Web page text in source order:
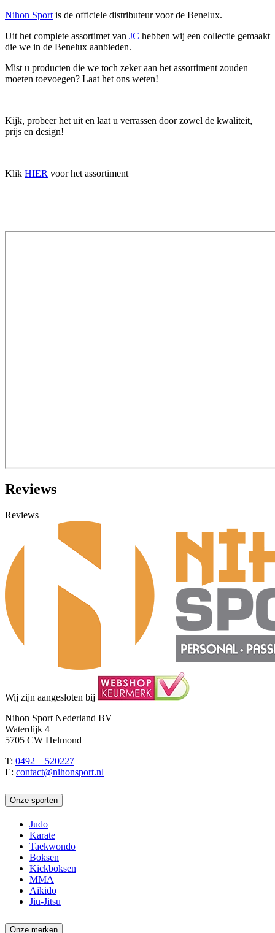
Nihon Sport is de officiele distributeur voor de Benelux.
Uit het complete assortimet van JC hebben wij een collectie gemaakt
die we in de Benelux aanbieden.
Mist u producten die we toch zeker aan het assortiment zouden
moeten toevoegen? Laat het ons weten!
Kijk, probeer het uit en laat u verrassen door zowel de kwaliteit,
prijs en design!
Klik HIER voor het assortiment
Reviews
Reviews
Wij zijn aangesloten bij
Nihon Sport Nederland BV
Waterdijk 4
5705 CW Helmond
T: 0492 – 520227
E: contact@nihonsport.nl
Onze sporten
Judo
Karate
Taekwondo
Boksen
Kickboksen
MMA
Aikido
Jiu-Jitsu
Onze merken